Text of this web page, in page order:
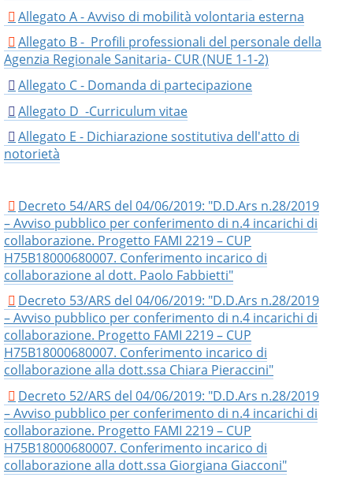
Allegato A - Avviso di mobilità volontaria esterna
Allegato B - Profili professionali del personale della
Agenzia Regionale Sanitaria- CUR (NUE 1-1-2)
Allegato C - Domanda di partecipazione
Allegato D -Curriculum vitae
Allegato E - Dichiarazione sostitutiva dell'atto di
notorietà
Decreto 54/ARS del 04/06/2019: "D.D.Ars n.28/2019
– Avviso pubblico per conferimento di n.4 incarichi di
collaborazione. Progetto FAMI 2219 – CUP
H75B18000680007. Conferimento incarico di
collaborazione al dott. Paolo Fabbietti"
Decreto 53/ARS del 04/06/2019: "D.D.Ars n.28/2019
– Avviso pubblico per conferimento di n.4 incarichi di
collaborazione. Progetto FAMI 2219 – CUP
H75B18000680007. Conferimento incarico di
collaborazione alla dott.ssa Chiara Pieraccini"
Decreto 52/ARS del 04/06/2019: "D.D.Ars n.28/2019
– Avviso pubblico per conferimento di n.4 incarichi di
collaborazione. Progetto FAMI 2219 – CUP
H75B18000680007. Conferimento incarico di
collaborazione alla dott.ssa Giorgiana Giacconi"